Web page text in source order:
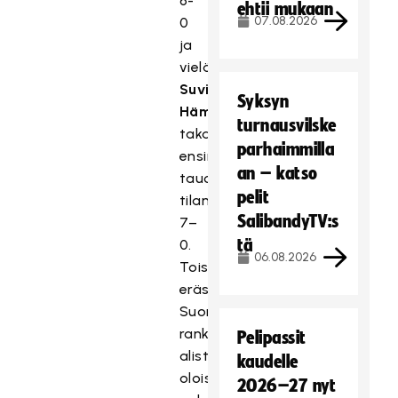
0
ja
vielä
Suvi
Hämäläinen
takatolpalta
ensimmäisen
tauon
tilanteeksi
7–
0.
Toisessa
erässä
Suomi
rankaisi
alistuneen
oloisesti
ehtii mukaan
07.08.2026
Syksyn
turnausvilske
parhaimmilla
an – katso
pelit
SalibandyTV:s
tä
06.08.2026
Pelipassit
kaudelle
2026–27 nyt